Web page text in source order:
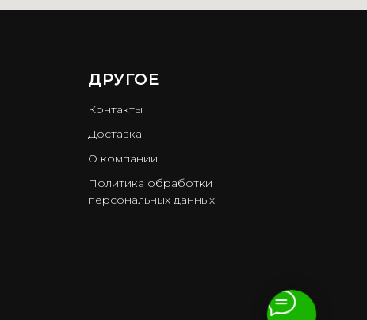
ДРУГОЕ
Контакты
Доставка
О компании
Политика обработки
персональных данных